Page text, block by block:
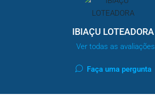
IBIAÇU LOTEADORA
Ver todas as avaliações
Faça uma pergunta